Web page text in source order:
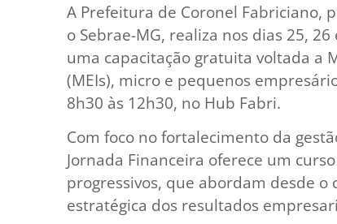
A Prefeitura de Coronel Fabriciano,
o Sebrae-MG, realiza nos dias 25,
uma capacitação gratuita voltada a
(MEIs), micro e pequenos
8h30 às 12h30, no Hub Fabri.
Com foco no fortalecimento da
Jornada Financeira oferece um
progressivos, que abordam desde
estratégica dos resultados